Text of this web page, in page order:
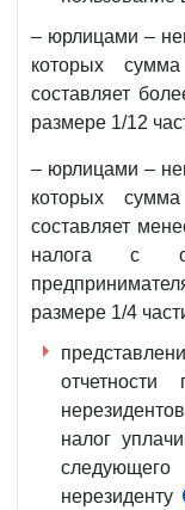
– юрлицами –
которых
составляет
размере 1/12
– юрлицами –
которых
составляет
налога с
размере 1/4
налог
нерезиденту